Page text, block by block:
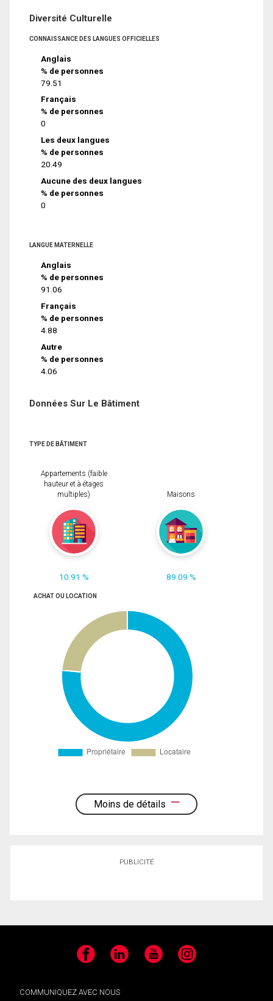
Diversité Culturelle
CONNAISSANCE DES LANGUES OFFICIELLES
Anglais
% de personnes
79.51
Français
% de personnes
0
Les deux langues
% de personnes
20.49
Aucune des deux langues
% de personnes
0
LANGUE MATERNELLE
Anglais
% de personnes
91.06
Français
% de personnes
4.88
Autre
% de personnes
4.06
Données Sur Le Bâtiment
TYPE DE BÂTIMENT
Appartements (faible
hauteur et à étages
multiples)
10.91 %
Maisons
89.09 %
ACHAT OU LOCATION
Moins de détails
PUBLICITÉ
Facebook LinkedIn YouTube Instagram
COMMUNIQUEZ AVEC NOUS